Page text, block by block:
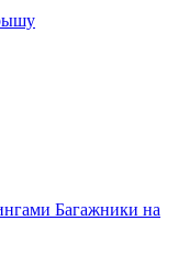
Багажники на